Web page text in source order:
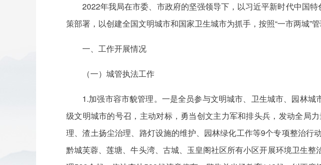
2022年我局在市委、市政府的坚强领导下，以习近平新时代中国
策部署，以创建全国文明城市和国家卫生城市为抓手，按照“一市两城”
一、工作开展情况
（一）城管执法工作
1.加强市容市貌管理。一是全员参与文明城市、卫生城市、园林
级文明城市的号召，主动对标，勇当创文主力军和排头兵，发动全局
理、渣土扬尘治理、路灯设施的维护、园林绿化工作等9个专项整治
黔城芙蓉、莲塘、牛头湾、古城、玉皇阁社区所有小区开展环境卫生